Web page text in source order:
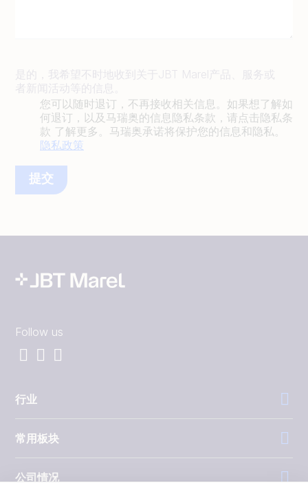
是的，我希望不时地收到关于JBT Marel产品、服务或
者新闻活动等的信息。
您可以随时退订，不再接收相关信息。如果想了解如
何退订，以及马瑞奥的信息隐私条款，请点击隐私条
款 了解更多。马瑞奥承诺将保护您的信息和隐私。
隐私政策
Follow us
行业
常用板块
公司情况